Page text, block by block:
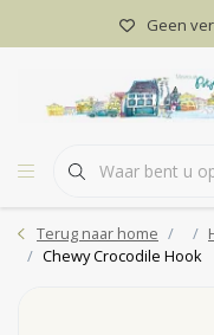
Geen
Terug naar home
Chewy Crocodile Hook